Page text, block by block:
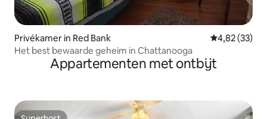
Privékamer in Red Bank Gemiddelde
4,82 (33)
Het best bewaarde geheim in Chattanooga
Appartementen met ontbijt